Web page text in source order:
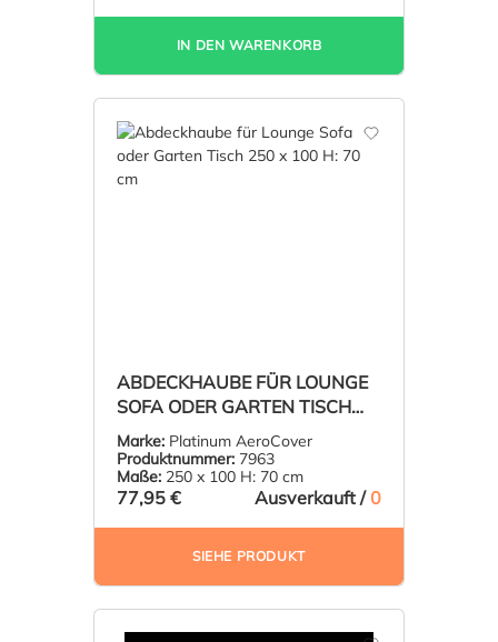
IN DEN WARENKORB
ABDECKHAUBE FÜR LOUNGE
SOFA ODER GARTEN TISCH
250 X 100 H: 70 CM
Marke: Platinum AeroCover
Produktnummer: 7963
Maße: 250 x 100 H: 70 cm
77,95 € Ausverkauft /0
SIEHE PRODUKT